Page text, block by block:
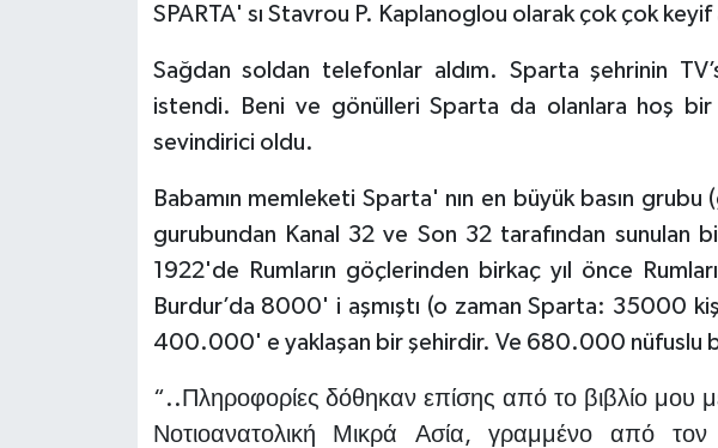
SPARTA' sı Stavrou P. Kaplanoglou olarak çok çok keyif
Sağdan soldan telefonlar aldım. Sparta şehrinin
istendi. Beni ve gönülleri Sparta da olanlara hoş bir
sevindirici oldu.
Babamın memleketi Sparta' nın en büyük basın
gurubundan Kanal 32 ve Son 32 tarafından sunulan
1922'de Rumların göçlerinden birkaç yıl önce
Burdur’da 8000' i aşmıştı (o zaman Sparta: 35000
400.000' e yaklaşan bir şehirdir. Ve 680.000 nüfuslu
“..Πληροφορίες δόθηκαν επίσης από το βιβλίο μου
Νοτιοανατολική Μικρά Ασία, γραμμένο από